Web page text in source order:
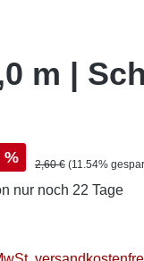
m |
% Regulärer Preis:
2,60 € (11.54%
nur noch 22 Tage